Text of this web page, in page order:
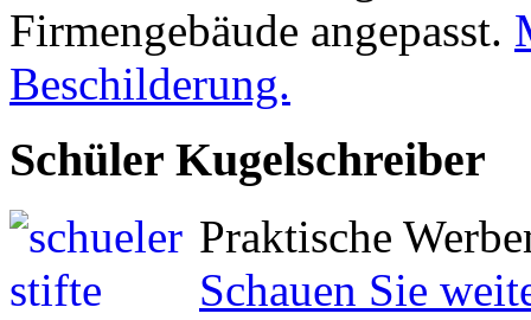
Firmengebäude angepasst.
Beschilderung.
Schüler Kugelschreiber
Praktische
Schauen Sie